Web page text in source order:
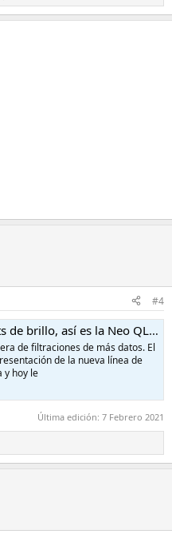
#4
Neo QLED QN90A con MiniLED de Samsung
de filtraciones de más datos. El
de la nueva línea de
y hoy le
Última edición: 7 Febrero 2021